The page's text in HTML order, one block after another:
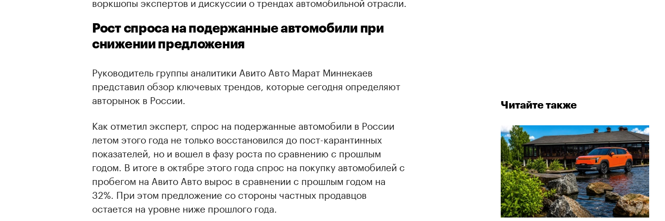
Читайте также
Рост спроса на подержанные автомобили при
снижении предложения
Руководитель группы аналитики Авито Авто Марат Миннекаев
представил обзор ключевых трендов, которые сегодня определяют
авторынок в России.
Как отметил эксперт, спрос на подержанные автомобили в России
летом этого года не только восстановился до пост-карантинных
показателей, но и вошел в фазу роста по сравнению с прошлым
годом. В итоге в октябре этого года спрос на покупку автомобилей с
пробегом на Авито Авто вырос в сравнении с прошлым годом на
32%. При этом предложение со стороны частных продавцов
остается на уровне ниже прошлого года.